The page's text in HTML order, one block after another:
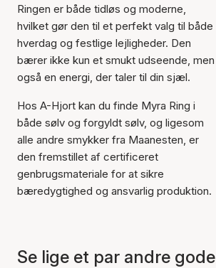
Varen er tilføjet til kurven
Ringen er både tidløs og moderne,
hvilket gør den til et perfekt valg til både
hverdag og festlige lejligheder. Den
bærer ikke kun et smukt udseende, men
også en energi, der taler til din sjæl.
Hos A-Hjort kan du finde Myra Ring i
både sølv og forgyldt sølv, og ligesom
alle andre smykker fra Maanesten, er
den fremstillet af certificeret
genbrugsmateriale for at sikre
bæredygtighed og ansvarlig produktion.
Se lige et par andre gode